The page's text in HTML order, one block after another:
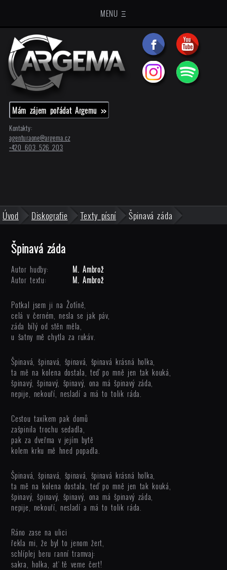
MENU Ξ
Mám zájem pořádat Argemu >>
Kontakty:
agenturaone@argema.cz
+420 603 526 203
Úvod Diskografie Texty písní Špinavá záda
Špinavá záda
Autor hudby:
M. Ambrož
Autor textu:
M. Ambrož
Potkal jsem ji na Žofíně,
celá v černém, nesla se jak páv,
záda bílý od stěn měla,
u šatny mě chytla za rukáv.
Špinavá, špinavá, špinavá, špinavá krásná holka,
ta mě na kolena dostala, teď po mně jen tak kouká,
špinavý, špinavý, špinavý, ona má špinavý záda,
nepije, nekouří, nesladí a má to tolik ráda.
Cestou taxíkem pak domů
zašpinila trochu sedadla,
pak za dveřma v jejím bytě
kolem krku mě hned popadla.
Špinavá, špinavá, špinavá, špinavá krásná holka,
ta mě na kolena dostala, teď po mně jen tak kouká,
špinavý, špinavý, špinavý, ona má špinavý záda,
nepije, nekouří, nesladí a má to tolik ráda.
Ráno zase na ulici
řekla mi, že byl to jenom žert,
schlíplej beru ranní tramvaj:
sakra, holka, ať tě veme čert!